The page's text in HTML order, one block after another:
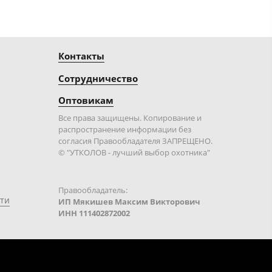
Контакты
Сотрудничество
Оптовикам
Все права защищены. Копирование и
распространение информации без
согласия Правообладателя ЗАПРЕЩЕНО.
© "УТКОЛОВ - лучший выбор охотника"
Правообладатель:
ИП Мякишев Максим Викторович
ИНН 111402872002